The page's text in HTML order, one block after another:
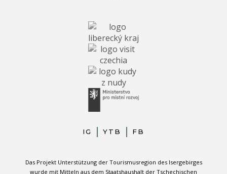
IG YTB FB
Das Projekt Unterstützung der Tourismusregion des Isergebirges
wurde mit Mitteln aus dem Staatshaushalt der Tschechischen